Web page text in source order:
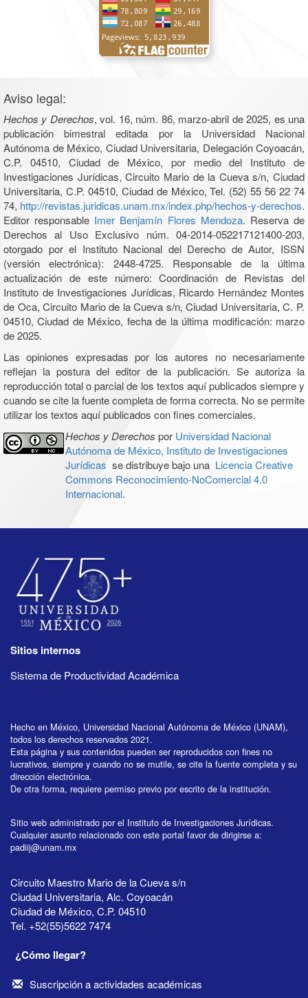
Aviso legal:
Hechos y Derechos, vol. 16, núm. 86, marzo-abril de 2025, es una
publicación bimestral editada por la Universidad Nacional
Autónoma de México, Ciudad Universitaria, Delegación Coyoacán,
C.P. 04510, Ciudad de México, por medio del Instituto de
Investigaciones Jurídicas, Circuito Mario de la Cueva s/n, Ciudad
Universitaria, C.P. 04510, Ciudad de México, Tel. (52) 55 56 22 74
74, http://revistas.juridicas.unam.mx/index.php/hechos-y-derechos.
Editor responsable Imer Benjamín Flores Mendoza. Reserva de
Derechos al Uso Exclusivo núm. 04-2014-052217121400-203,
otorgado por el Instituto Nacional del Derecho de Autor, ISSN
(versión electrónica): 2448-4725. Responsable de la última
actualización de este número: Coordinación de Revistas del
Instituto de Investigaciones Jurídicas, Ricardo Hernández Montes
de Oca, Circuito Mario de la Cueva s/n, Ciudad Universitaria, C. P.
04510, Ciudad de México, fecha de la última modificación: marzo
de 2025.
Las opiniones expresadas por los autores no necesariamente
reflejan la postura del editor de la publicación. Se autoriza la
reproducción total o parcial de los textos aquí publicados siempre y
cuando se cite la fuente completa de forma correcta. No se permite
utilizar los textos aquí publicados con fines comerciales.
Hechos y Derechos por Universidad Nacional
Autónoma de México, Instituto de Investigaciones
Jurídicas se distribuye bajo una Licencia Creative
Commons Reconocimiento-NoComercial 4.0
Internacional.
Sitios internos
Sistema de Productividad Académica
Hecho en México, Universidad Nacional Autónoma de México (UNAM),
todos los derechos reservados 2021.
Esta página y sus contenidos pueden ser reproducidos con fines no
lucrativos, siempre y cuando no se mutile, se cite la fuente completa y su
dirección electrónica.
De otra forma, requiere permiso previo por escrito de la institución.
Sitio web administrado por el Instituto de Investigaciones Jurídicas.
Cualquier asunto relacionado con este portal favor de dirigirse a:
padiij@unam.mx
Circuito Maestro Mario de la Cueva s/n
Ciudad Universitaria, Alc. Coyoacán
Ciudad de México, C.P. 04510
Tel. +52(55)5622 7474
¿Cómo llegar?
Suscripción a actividades académicas